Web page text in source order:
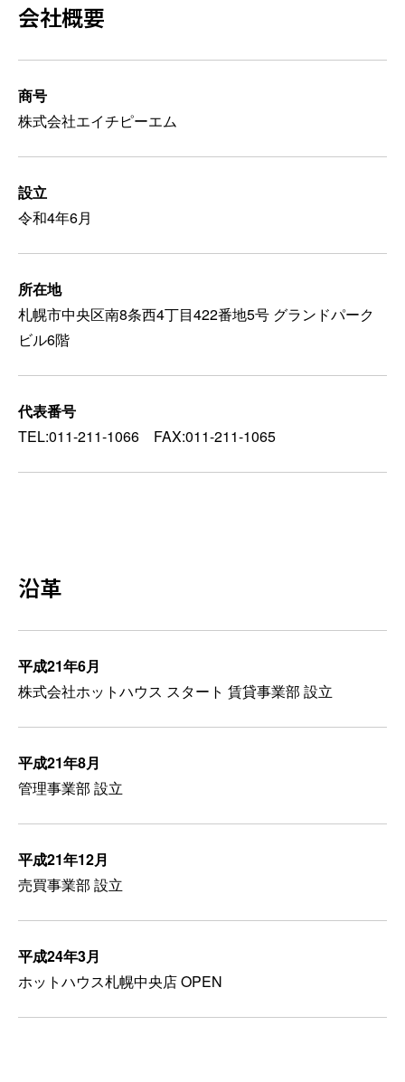
会社概要
商号
株式会社エイチピーエム
設立
令和4年6月
所在地
札幌市中央区南8条西4丁目422番地5号 グランドパーク
ビル6階
代表番号
TEL:011-211-1066 FAX:011-211-1065
沿革
平成21年6月
株式会社ホットハウス スタート 賃貸事業部 設立
平成21年8月
管理事業部 設立
平成21年12月
売買事業部 設立
平成24年3月
ホットハウス札幌中央店 OPEN